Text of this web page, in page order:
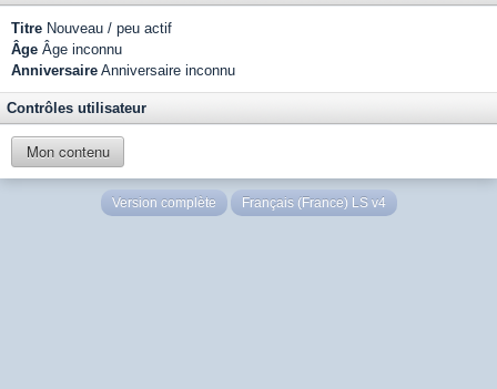
Titre Nouveau / peu actif
Âge Âge inconnu
Anniversaire Anniversaire inconnu
Contrôles utilisateur
Mon contenu
Version complète Français (France) LS v4